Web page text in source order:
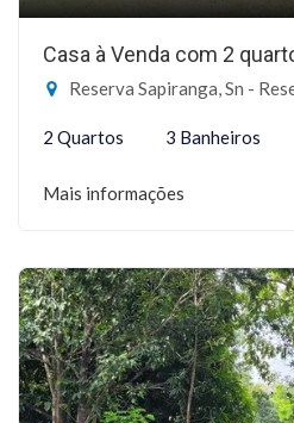
Casa à Venda com 2
Reserva Sapiranga, Sn - Reserva
2 Quartos 3 Banheiros
Mais informações